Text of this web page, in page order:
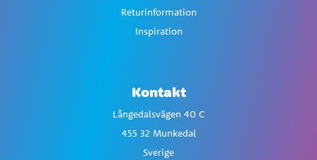
Returinformation
Inspiration
Kontakt
Långedalsvägen 40 C
455 32 Munkedal
Sverige